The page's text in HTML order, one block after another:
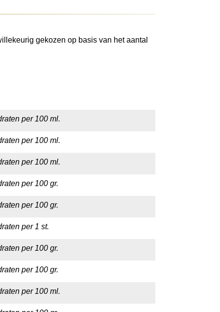
gekozen op basis van het aantal
per 100 ml.
per 100 ml.
per 100 ml.
per 100 gr.
per 100 gr.
per 1 st.
per 100 gr.
per 100 gr.
per 100 ml.